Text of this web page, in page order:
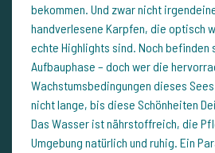
bekommen. Und zwar nicht
handverlesene Karpfen, die optisch
echte Highlights sind. Noch befinden
Aufbauphase – doch wer die
Wachstumsbedingungen dieses
nicht lange, bis diese Schönheiten
Das Wasser ist nährstoffreich, die
Umgebung natürlich und ruhig. Ein